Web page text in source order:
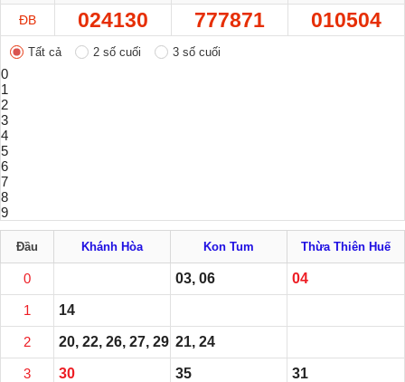
ĐB 024130 777871 010504
Tất cả 2 số cuối 3 số cuối
0
1
2
3
4
5
6
7
8
9
Đầu Khánh Hòa Kon Tum Thừa Thiên Huế
0 03, 06 04
1 14
2 20, 22, 26, 27, 29 21, 24
3 30 35 31